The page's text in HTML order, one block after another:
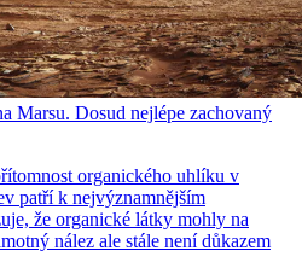
Marsu. Dosud nejlépe zachovaný
organického uhlíku v
patří k nejvýznamnějším
že organické látky mohly na
nález ale stále není důkazem